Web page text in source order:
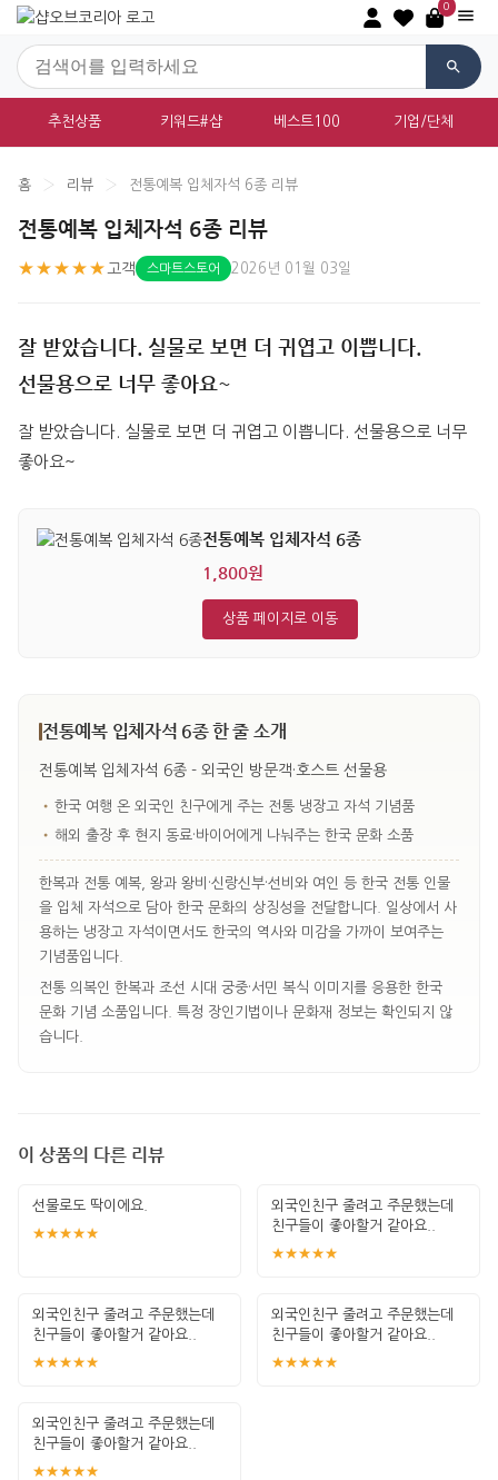
0
추천상품 키워드#샵 베스트100 기업/단체
홈 › 리뷰 › 전통예복 입체자석 6종 리뷰
전통예복 입체자석 6종 리뷰
★★★★★ 고객 스마트스토어 2026년 01월 03일
잘 받았습니다. 실물로 보면 더 귀엽고 이쁩니다.
선물용으로 너무 좋아요~
잘 받았습니다. 실물로 보면 더 귀엽고 이쁩니다. 선물용으로 너무
좋아요~
전통예복 입체자석 6종
1,800원
상품 페이지로 이동
전통예복 입체자석 6종 한 줄 소개
전통예복 입체자석 6종 - 외국인 방문객·호스트 선물용
• 한국 여행 온 외국인 친구에게 주는 전통 냉장고 자석 기념품
• 해외 출장 후 현지 동료·바이어에게 나눠주는 한국 문화 소품
한복과 전통 예복, 왕과 왕비·신랑신부·선비와 여인 등 한국 전통 인물
을 입체 자석으로 담아 한국 문화의 상징성을 전달합니다. 일상에서 사
용하는 냉장고 자석이면서도 한국의 역사와 미감을 가까이 보여주는
기념품입니다.
전통 의복인 한복과 조선 시대 궁중·서민 복식 이미지를 응용한 한국
문화 기념 소품입니다. 특정 장인기법이나 문화재 정보는 확인되지 않
습니다.
이 상품의 다른 리뷰
선물로도 딱이에요.
★★★★★
외국인친구 줄려고 주문했는데
친구들이 좋아할거 같아요..
★★★★★
외국인친구 줄려고 주문했는데
친구들이 좋아할거 같아요..
★★★★★
외국인친구 줄려고 주문했는데
친구들이 좋아할거 같아요..
★★★★★
외국인친구 줄려고 주문했는데
친구들이 좋아할거 같아요..
★★★★★